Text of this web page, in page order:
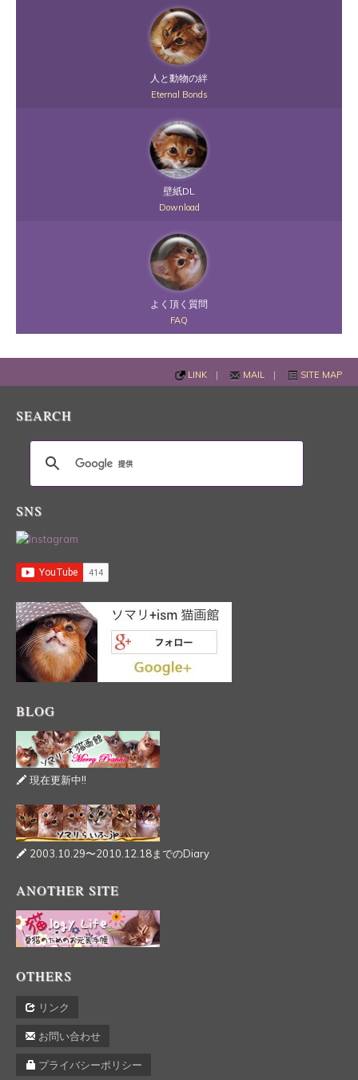
人と動物の絆
Eternal Bonds
壁紙DL
Download
よく頂く質問
FAQ
LINK | MAIL | SITE MAP
SEARCH
SNS
BLOG
現在更新中!!
2003.10.29〜2010.12.18までのDiary
ANOTHER SITE
OTHERS
リンク
お問い合わせ
プライバシーポリシー